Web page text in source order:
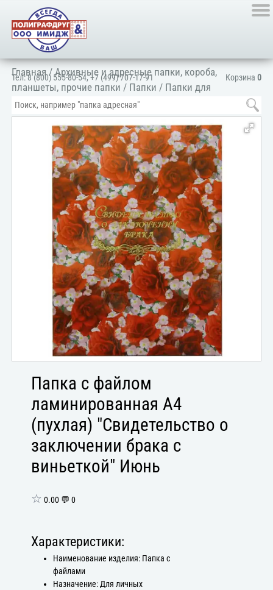
Корзина 0
Тел:8 (800) 555-80-54,+7 (499) 707-17-91
Главная/Архивные и адресные папки, короба,
планшеты, прочие папки / Папки / Папки для
документов/Для личных документов
Папка с файлом
ламинированная А4
(пухлая) "Свидетельство о
заключении брака с
виньеткой" Июнь
☆ 0.00 💬 0
Характеристики:
Наименование изделия: Папка с
файлами
Назначение: Для личных